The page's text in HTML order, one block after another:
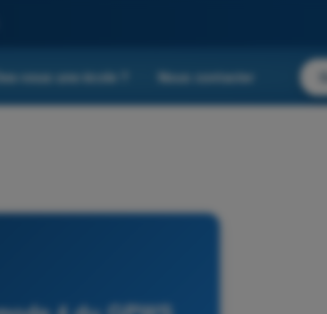
vous une école ? Nous contacter